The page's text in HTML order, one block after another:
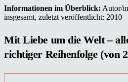
Informationen im Überblick: Autor/
insgesamt, zuletzt veröffentlicht: 2010
Mit Liebe um die Welt –
richtiger Reihenfolge (von